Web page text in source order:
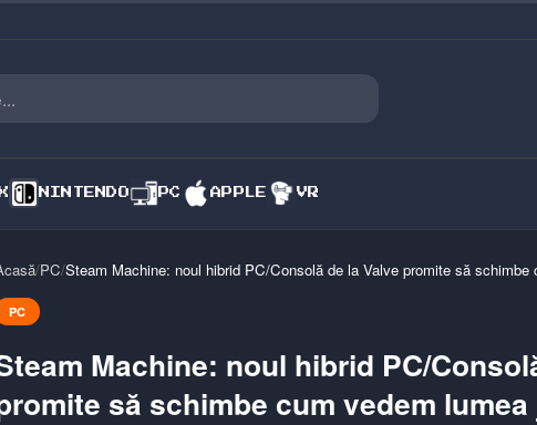
NINTENDO PC APPLE VR
/PC/Steam Machine: noul hibrid PC/Consolă de la Valve promite să schimbe
PC
Machine: noul hibrid PC/
să schimbe cum vedem